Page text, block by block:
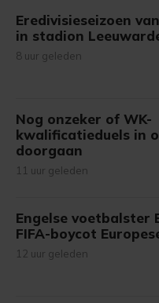
Eredivisieseizoen
in stadion
8 uur geleden
Nog onzeker of WK-
kwalificatieduels in
doorgaan
11 uur geleden
Engelse voetbalster
FIFA-boycot
12 uur geleden